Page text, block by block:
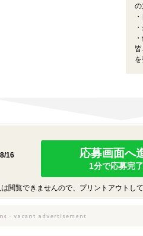
の
16
応募画面へ
1分で応募完
閲覧できませんので、プリントアウトして